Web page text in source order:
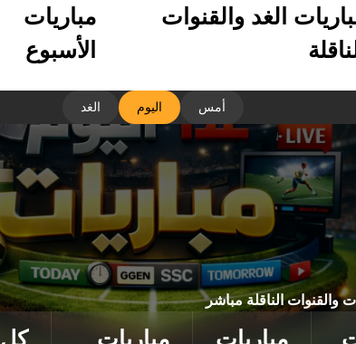
الغد والقنوات
مباريات
الأسبوع
أمس اليوم الغد
والقنوات الناقلة مباشر
مباريات
مباريات
كل